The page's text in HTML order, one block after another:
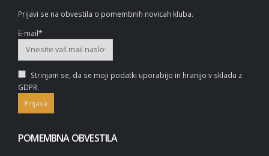
Prijavi se na obvestila o pomembnih novicah kluba.
E-mail*
Strinjam se, da se moji podatki uporabijo in hranijo v skladu z
GDPR.
POMEMBNA OBVESTILA